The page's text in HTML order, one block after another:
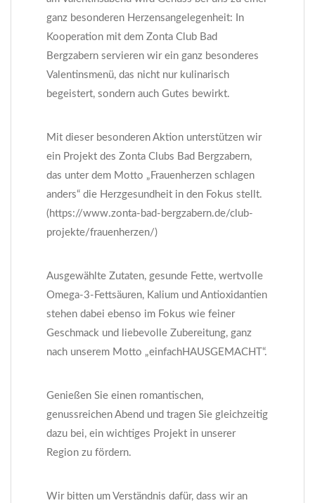
ganz besonderen Herzensangelegenheit: In
Kooperation mit dem Zonta Club Bad
Bergzabern servieren wir ein ganz besonderes
Valentinsmenü, das nicht nur kulinarisch
begeistert, sondern auch Gutes bewirkt.
Mit dieser besonderen Aktion unterstützen wir
ein Projekt des Zonta Clubs Bad Bergzabern,
das unter dem Motto „Frauenherzen schlagen
anders“ die Herzgesundheit in den Fokus stellt.
(https://www.zonta-bad-bergzabern.de/club-
projekte/frauenherzen/)
Ausgewählte Zutaten, gesunde Fette, wertvolle
Omega-3-Fettsäuren, Kalium und Antioxidantien
stehen dabei ebenso im Fokus wie feiner
Geschmack und liebevolle Zubereitung, ganz
nach unserem Motto „einfachHAUSGEMACHT“.
Genießen Sie einen romantischen,
genussreichen Abend und tragen Sie gleichzeitig
dazu bei, ein wichtiges Projekt in unserer
Region zu fördern.
Wir bitten um Verständnis dafür, dass wir an